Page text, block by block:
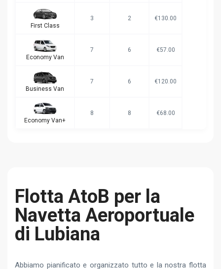
First Class
3 2 €130.00
Economy Van
7 6 €57.00
Business Van
7 6 €120.00
Economy Van+
8 8 €68.00
Flotta AtoB per la
Navetta Aeroportuale
di Lubiana
Abbiamo pianificato e organizzato tutto e la nostra flotta